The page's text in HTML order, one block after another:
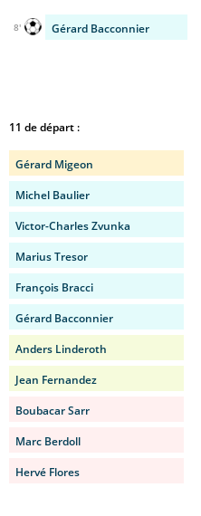
Gérard Bacconnier
8'
11 de départ :
Gérard Migeon
Michel Baulier
Victor-Charles Zvunka
Marius Tresor
François Bracci
Gérard Bacconnier
Anders Linderoth
Jean Fernandez
Boubacar Sarr
Marc Berdoll
Hervé Flores